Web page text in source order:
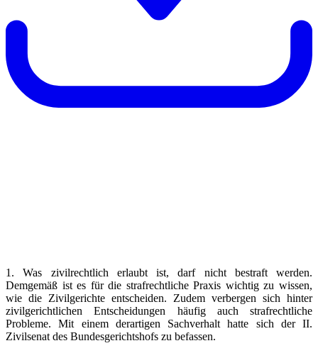
1. Was zivilrechtlich erlaubt ist, darf nicht bestraft werden.
Demgemäß ist es für die strafrechtliche Praxis wichtig zu wissen,
wie die Zivilgerichte entscheiden. Zudem verbergen sich hinter
zivilgerichtlichen Entscheidungen häufig auch strafrechtliche
Probleme. Mit einem derartigen Sachverhalt hatte sich der II.
Zivilsenat des Bundesgerichtshofs zu befassen.